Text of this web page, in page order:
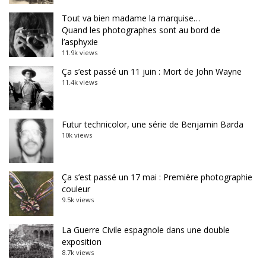
Tout va bien madame la marquise…
Quand les photographes sont au bord de
l’asphyxie
11.9k views
Ça s’est passé un 11 juin : Mort de John Wayne
11.4k views
Futur technicolor, une série de Benjamin Barda
10k views
Ça s’est passé un 17 mai : Première photographie
couleur
9.5k views
La Guerre Civile espagnole dans une double
exposition
8.7k views